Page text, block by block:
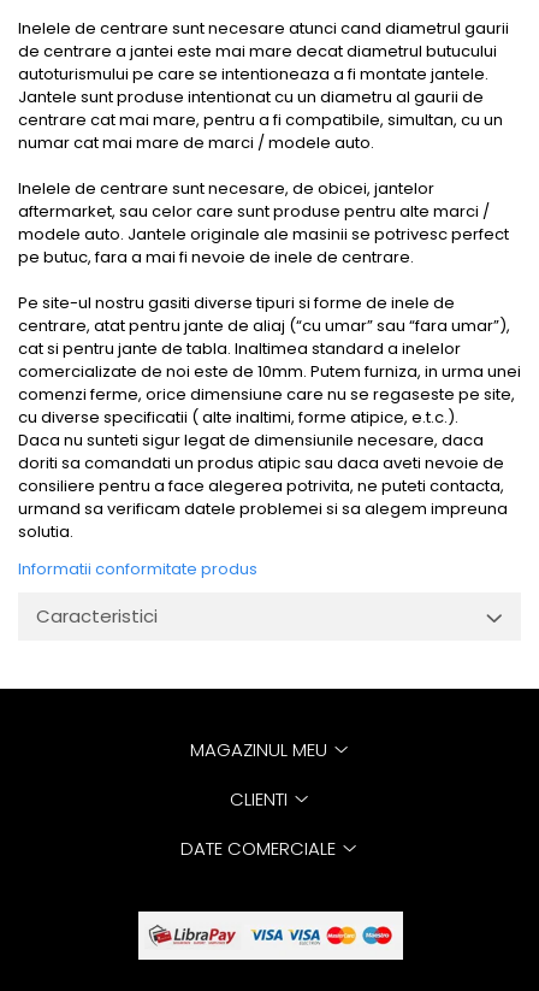
Inelele de centrare sunt necesare atunci cand diametrul gaurii
de centrare a jantei este mai mare decat diametrul butucului
autoturismului pe care se intentioneaza a fi montate jantele.
Jantele sunt produse intentionat cu un diametru al gaurii de
centrare cat mai mare, pentru a fi compatibile, simultan, cu un
numar cat mai mare de marci / modele auto.
Inelele de centrare sunt necesare, de obicei, jantelor
aftermarket, sau celor care sunt produse pentru alte marci /
modele auto. Jantele originale ale masinii se potrivesc perfect
pe butuc, fara a mai fi nevoie de inele de centrare.
Pe site-ul nostru gasiti diverse tipuri si forme de inele de
centrare, atat pentru jante de aliaj (“cu umar” sau “fara umar”),
cat si pentru jante de tabla. Inaltimea standard a inelelor
comercializate de noi este de 10mm. Putem furniza, in urma unei
comenzi ferme, orice dimensiune care nu se regaseste pe site,
cu diverse specificatii ( alte inaltimi, forme atipice, e.t.c.).
Daca nu sunteti sigur legat de dimensiunile necesare, daca
doriti sa comandati un produs atipic sau daca aveti nevoie de
consiliere pentru a face alegerea potrivita, ne puteti contacta,
urmand sa verificam datele problemei si sa alegem impreuna
solutia.
Informatii conformitate produs
Caracteristici
MAGAZINUL MEU
CLIENTI
DATE COMERCIALE